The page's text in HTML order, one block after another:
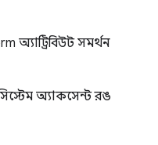
অ্যাট্রিবিউট সমর্থন
অ্যাকসেন্ট রঙ